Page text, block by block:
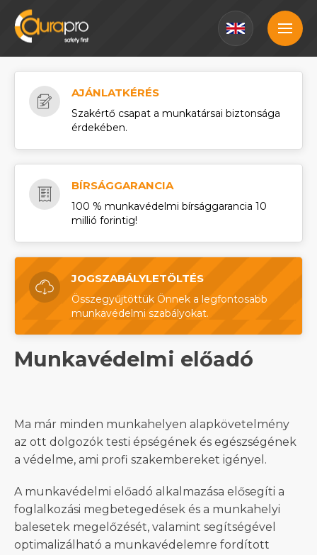
AJÁNLATKÉRÉS
Szakértő csapat a munkatársai biztonsága
érdekében.
BÍRSÁGGARANCIA
100 % munkavédelmi bírsággarancia 10
millió forintig!
JOGSZABÁLYLETÖLTÉS
Összegyűjtöttük Önnek a legfontosabb
munkavédelmi szabályokat.
Munkavédelmi előadó
Ma már minden munkahelyen alapkövetelmény
az ott dolgozók testi épségének és egészségének
a védelme, ami profi szakembereket igényel.
A munkavédelmi előadó alkalmazása elősegíti a
foglalkozási megbetegedések és a munkahelyi
balesetek megelőzését, valamint segítségével
optimalizálható a munkavédelemre fordított